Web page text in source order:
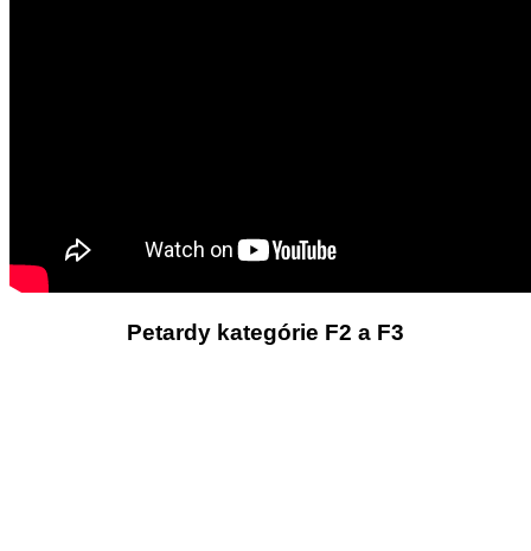
Petardy kategórie F2 a F3